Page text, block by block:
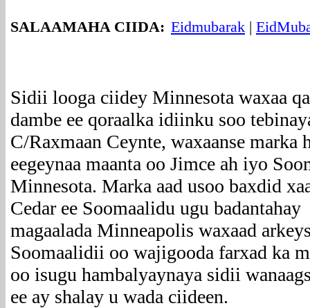
SALAAMAHA CIIDA: Eidmubarak |
Sidii looga ciidey Minnesota waxaa
dambe ee qoraalka idiinku soo
C/Raxmaan Ceynte, waxaanse marka
eegeynaa maanta oo Jimce ah iyo
Minnesota. Marka aad usoo baxdid
Cedar ee Soomaalidu ugu badantahay
magaalada Minneapolis waxaad
Soomaalidii oo wajigooda farxad ka
oo isugu hambalyaynaya sidii
ee ay shalay u wada ciideen.